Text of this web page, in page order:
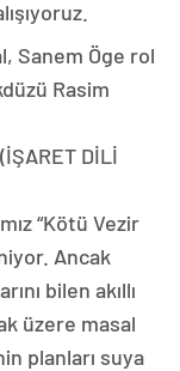
Sanem Öge rol
Rasim
DİLİ
“Kötü Vezir
Ancak
bilen akıllı
üzere masal
planları suya